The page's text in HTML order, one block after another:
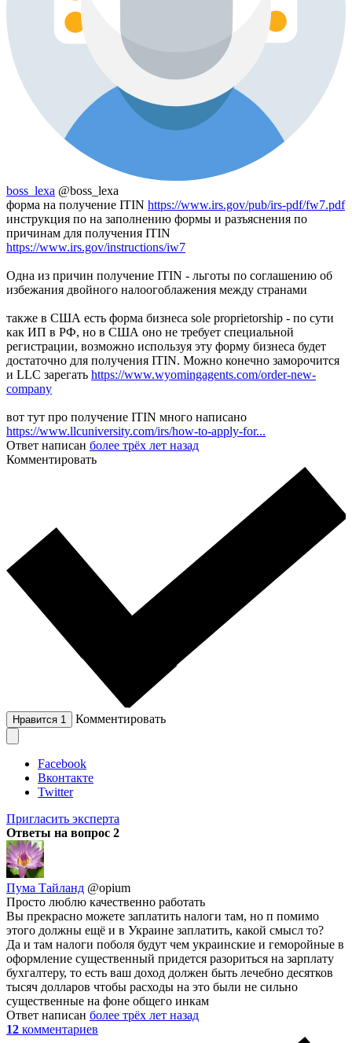
boss_lexa @boss_lexa
форма на получение ITIN https://www.irs.gov/pub/irs-pdf/fw7.pdf
инструкция по на заполнению формы и разъяснения по
причинам для получения ITIN
https://www.irs.gov/instructions/iw7
Одна из причин получение ITIN - льготы по соглашению об
избежания двойного налоогоблажения между странами
также в США есть форма бизнеса sole proprietorship - по сути
как ИП в РФ, но в США оно не требует специальной
регистрации, возможно используя эту форму бизнеса будет
достаточно для получения ITIN. Можно конечно заморочится
и LLC зарегать https://www.wyomingagents.com/order-new-
company
вот тут про получение ITIN много написано
https://www.llcuniversity.com/irs/how-to-apply-for...
Ответ написан более трёх лет назад
Комментировать
Нравится 1 Комментировать
Facebook
Вконтакте
Twitter
Пригласить эксперта
Ответы на вопрос 2
Пума Тайланд @opium
Просто люблю качественно работать
Вы прекрасно можете заплатить налоги там, но п помимо
этого должны ещё и в Украине заплатить, какой смысл то?
Да и там налоги поболя будут чем украинские и геморойные в
оформление существенный придется разориться на зарплату
бухгалтеру, то есть ваш доход должен быть лечебно десятков
тысяч долларов чтобы расходы на это были не сильно
существенные на фоне общего инкам
Ответ написан более трёх лет назад
12 комментариев